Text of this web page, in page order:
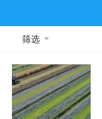
筛选